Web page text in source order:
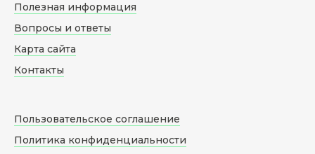
Полезная информация
Вопросы и ответы
Карта сайта
Контакты
Пользовательское соглашение
Политика конфиденциальности